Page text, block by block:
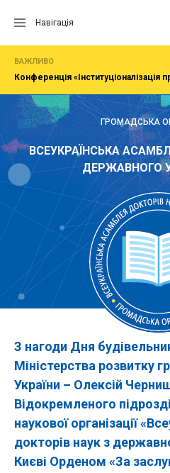
Навігація
ВАЖЛИВО
ГРОМАДСЬКА
ВСЕУКРАЇНСЬКА
ДЕРЖАВНОГО
З нагоди Дня
Міністерства розвитку
України – Олексій
Відокремленого
наукової організації
докторів наук з
Києві Орденом «За